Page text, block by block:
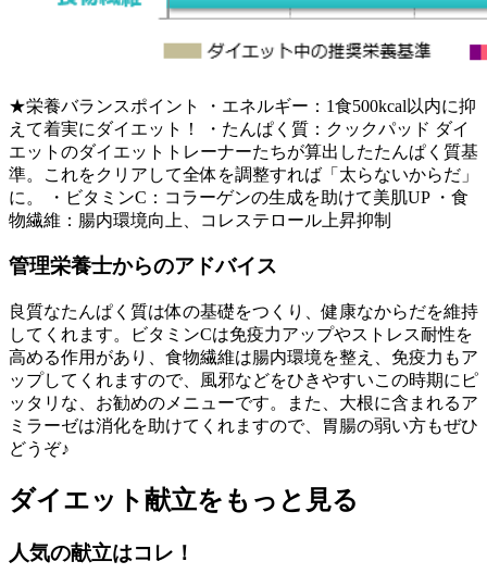
★栄養バランスポイント ・エネルギー：1食500kcal以内に抑
えて着実にダイエット！ ・たんぱく質：クックパッド ダイ
エットのダイエットトレーナーたちが算出したたんぱく質基
準。これをクリアして全体を調整すれば「太らないからだ」
に。 ・ビタミンC：コラーゲンの生成を助けて美肌UP ・食
物繊維：腸内環境向上、コレステロール上昇抑制
管理栄養士からのアドバイス
良質なたんぱく質は体の基礎をつくり、健康なからだを維持
してくれます。ビタミンCは免疫力アップやストレス耐性を
高める作用があり、食物繊維は腸内環境を整え、免疫力もア
ップしてくれますので、風邪などをひきやすいこの時期にピ
ッタリな、お勧めのメニューです。また、大根に含まれるア
ミラーゼは消化を助けてくれますので、胃腸の弱い方もぜひ
どうぞ♪
ダイエット献立をもっと見る
人気の献立はコレ！